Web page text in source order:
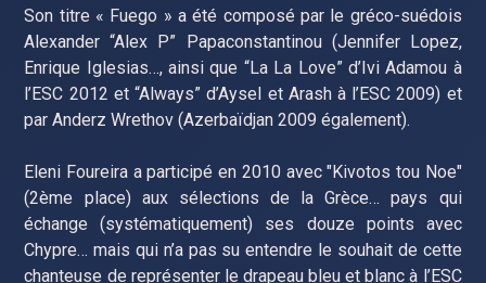
Son titre « Fuego » a été composé par le gréco-suédois
Alexander “Alex P” Papaconstantinou (Jennifer Lopez,
Enrique Iglesias…, ainsi que “La La Love” d’Ivi Adamou à
l’ESC 2012 et “Always” d’Aysel et Arash à l’ESC 2009) et
par Anderz Wrethov (Azerbaïdjan 2009 également).
Eleni Foureira a participé en 2010 avec "Kivotos tou Noe"
(2ème place) aux sélections de la Grèce… pays qui
échange (systématiquement) ses douze points avec
Chypre… mais qui n’a pas su entendre le souhait de cette
chanteuse de représenter le drapeau bleu et blanc à l’ESC